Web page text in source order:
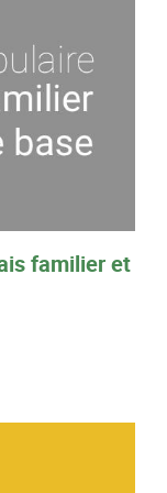
familier et